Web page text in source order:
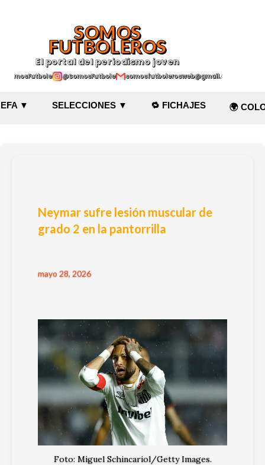
SOMOS
FUTBOLEROS
El portal del periodismo joven
@SomosFutbolerossomosfutbolerosweb@gmail.com
▼ SELECCIONES ▼ 🔁 FICHAJES 🌍
Neymar sufre lesión muscular de
grado 2 en la pantorrilla
mayo 28, 2026
Foto: Miguel Schincariol/Getty Images.